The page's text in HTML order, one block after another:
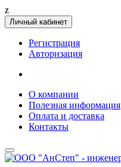
z
Личный кабинет
Регистрация
Авторизация
О компании
Полезная информация
Оплата и доставка
Контакты